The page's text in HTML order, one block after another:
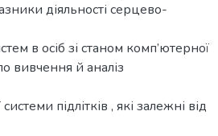
діяльності серцево-
в осіб зі станом комп’ютерної
вивчення й аналіз
підлітків , які залежні від